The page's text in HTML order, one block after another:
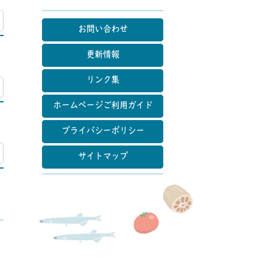
マップ
お問い合わせ
更新情報
リンク集
ホームページご利用ガイド
プライバシーポリシー
サイトマップ